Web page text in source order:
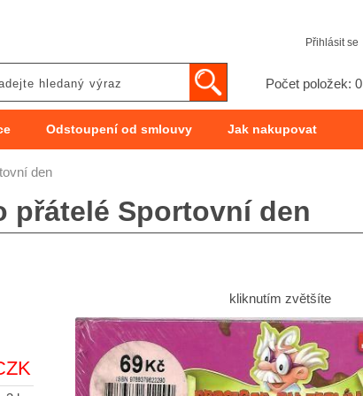
Přihlásit se
Počet položek: 0
Odstoupení od smlouvy Jak nakupovat
den
přátelé Sportovní den
kliknutím zvětšíte